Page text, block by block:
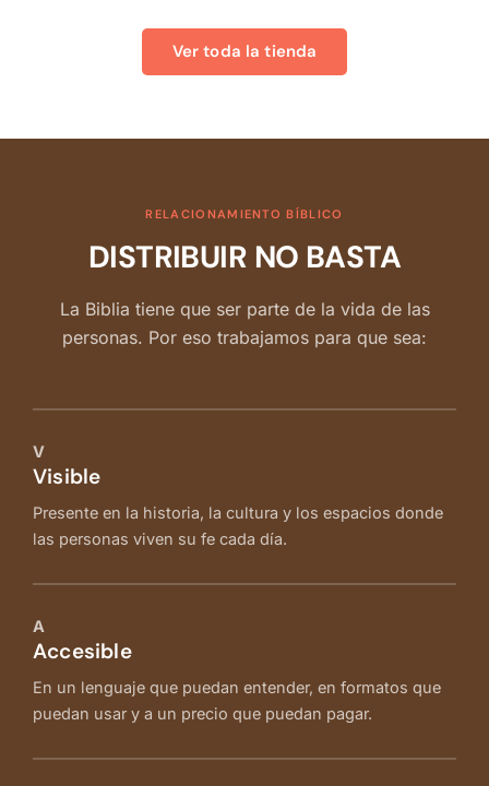
Ver toda la tienda
RELACIONAMIENTO BÍBLICO
DISTRIBUIR NO BASTA
La Biblia tiene que ser parte de la vida de las
personas. Por eso trabajamos para que sea:
V
Visible
Presente en la historia, la cultura y los espacios donde
las personas viven su fe cada día.
A
Accesible
En un lenguaje que puedan entender, en formatos que
puedan usar y a un precio que puedan pagar.